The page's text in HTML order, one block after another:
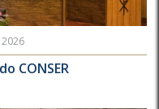
CONSER